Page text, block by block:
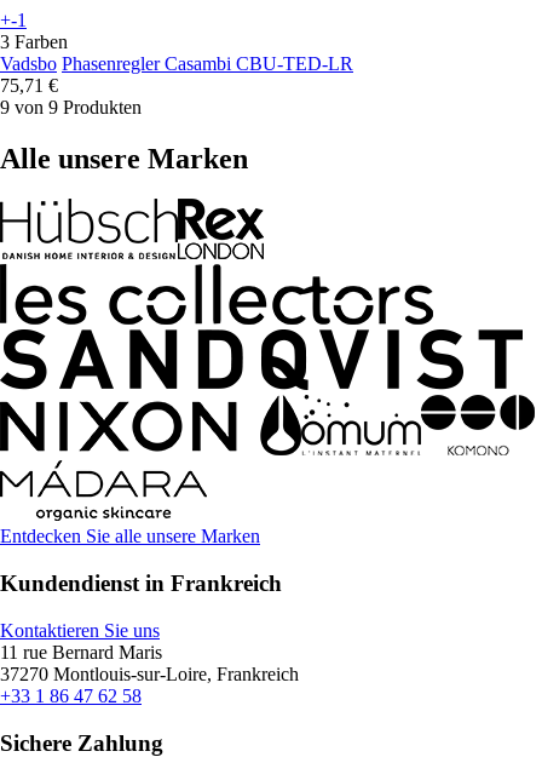
+-1
3 Farben
Vadsbo Phasenregler Casambi CBU-TED-LR
75,71 €
9 von 9 Produkten
Alle unsere Marken
Entdecken Sie alle unsere Marken
Kundendienst in Frankreich
Kontaktieren Sie uns
11 rue Bernard Maris
37270 Montlouis-sur-Loire, Frankreich
+33 1 86 47 62 58
Sichere Zahlung